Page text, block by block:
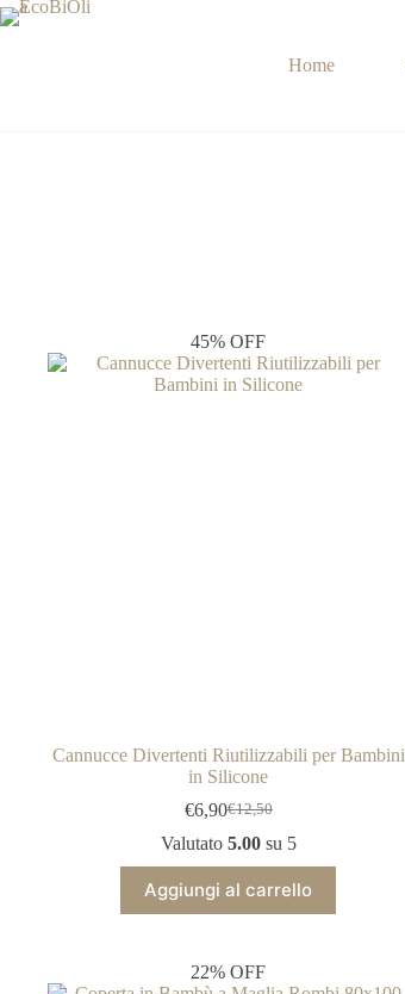
Salta
al
Home
45% OFF
Cannucce Divertenti Riutilizzabili per Bambini
in Silicone
€12,50
Il
prezzo
era:
€6,90Il
prezzo
è:
Valutato 5.00su 5
Aggiungi al carrello
22% OFF